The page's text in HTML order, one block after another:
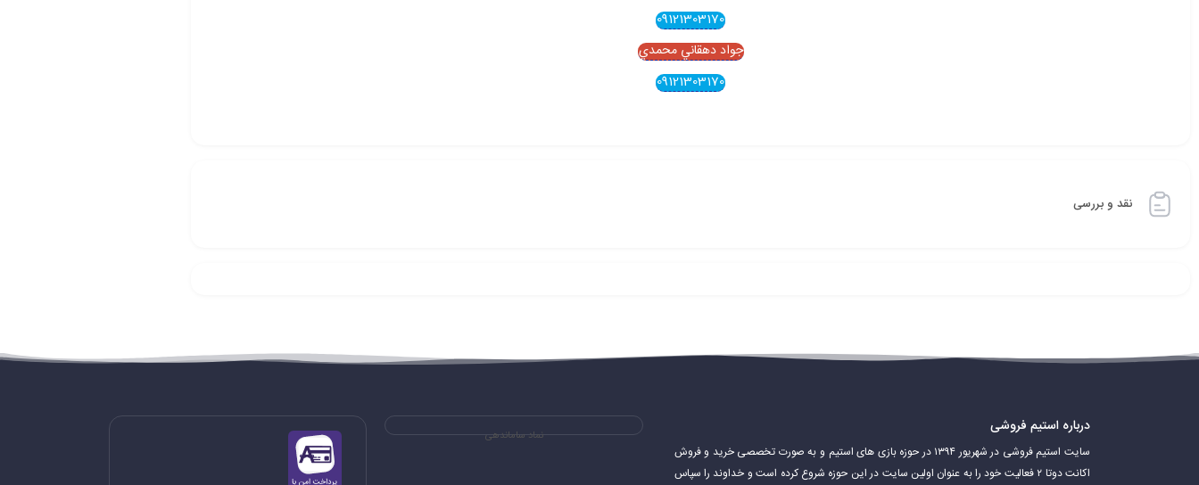
09121303170
جواد دهقاني محمدي
09121303170
نقد و بررسی
درباره استیم فروشی
سایت استیم فروشی در شهریور ۱۳۹۴ در حوزه بازی های استیم و به صورت تخصصی خرید و فروش
اکانت دوتا ۲ فعالیت خود را به عنوان اولین سایت در این حوزه شروع کرده است و خداوند را سپاس
نماد ساماندهی